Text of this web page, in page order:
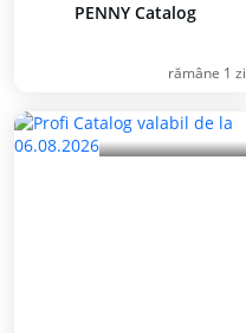
PENNY Catalog
rămâne 1 zi